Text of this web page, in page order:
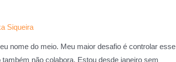
Siqueira
nome do meio. Meu maior desafio é controlar esse
não colabora. Estou desde janeiro sem